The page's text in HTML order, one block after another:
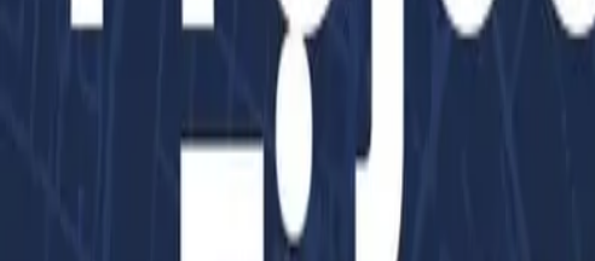
Az oldal betöltése folyamatban